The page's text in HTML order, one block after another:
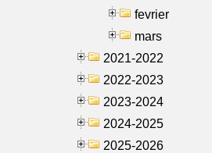
fevrier
mars
2021-2022
2022-2023
2023-2024
2024-2025
2025-2026